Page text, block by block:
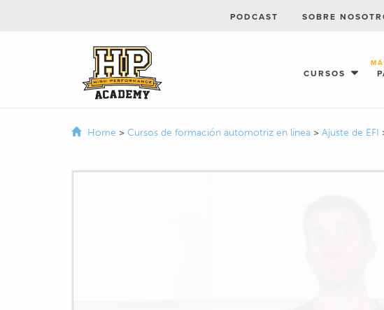
CURSOS
PODCAST SOBRE
Home > Cursos de formación automotriz en línea > Ajuste de EFI